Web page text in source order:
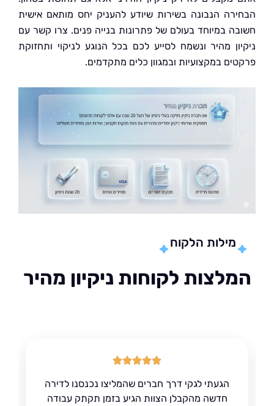
הנבונה בשירות שיודע להעניק יחס מותאם אישית
במיוחד בעולם של פתרונות בנייה פנים. צרו קשר עם
מהיר ונשמח לסייע לכם בכל הנוגע לניקוי ותחזוקת
במקצועיות ובמגוון כלים מתקדמים.
מילות הלקוח
לקוחות ניקיון מהיר
הגעתי לגקי דרך חברים שהמליצו נכנסנו לדירה
חדשה מהקבלן הצוות הגיע בזמן תקתק עבודה